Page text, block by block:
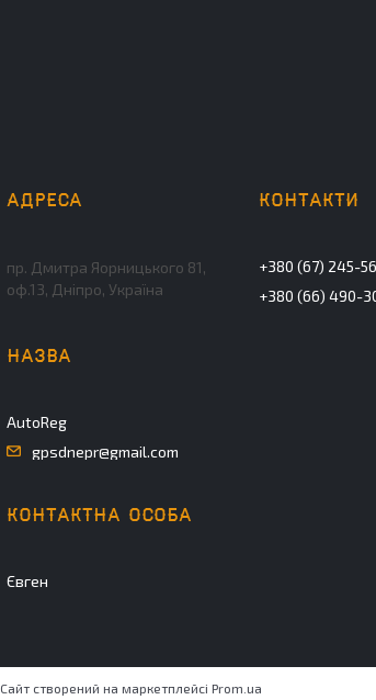
пр. Дмитра Яорницького 81,
оф.13, Дніпро, Україна
AutoReg
gpsdnepr@gmail.com
Євген
+380 (67) 245-
+380 (66) 490-
Сайт створений на маркетплейсі Prom.ua